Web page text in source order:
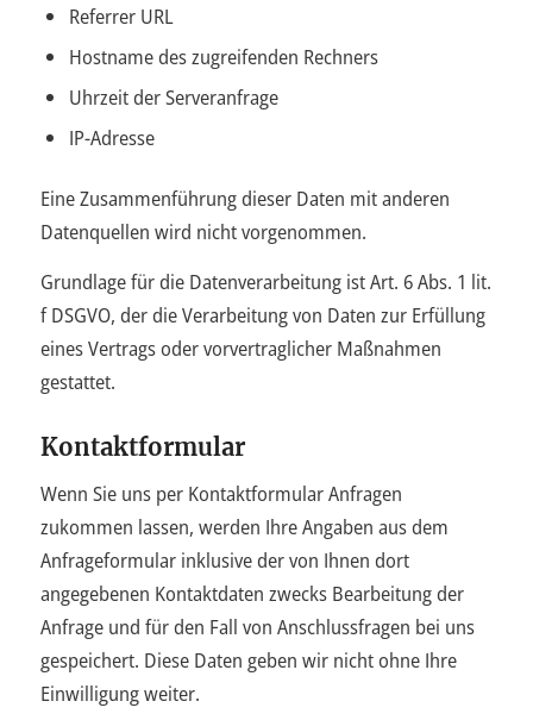
Referrer URL
Hostname des zugreifenden Rechners
Uhrzeit der Serveranfrage
IP-Adresse
Eine Zusammenführung dieser Daten mit anderen
Datenquellen wird nicht vorgenommen.
Grundlage für die Datenverarbeitung ist Art. 6 Abs. 1 lit.
f DSGVO, der die Verarbeitung von Daten zur Erfüllung
eines Vertrags oder vorvertraglicher Maßnahmen
gestattet.
Kontaktformular
Wenn Sie uns per Kontaktformular Anfragen
zukommen lassen, werden Ihre Angaben aus dem
Anfrageformular inklusive der von Ihnen dort
angegebenen Kontaktdaten zwecks Bearbeitung der
Anfrage und für den Fall von Anschlussfragen bei uns
gespeichert. Diese Daten geben wir nicht ohne Ihre
Einwilligung weiter.